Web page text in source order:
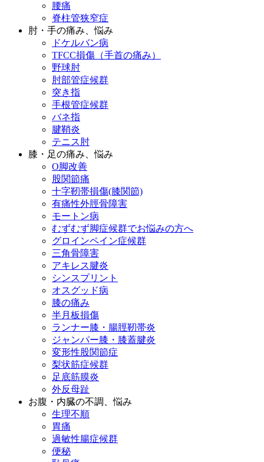
腰痛
脊柱管狭窄症
肘・手の痛み、悩み
ドケルバン病
TFCC損傷（手首の痛み）
野球肘
肘部管症候群
突き指
手根管症候群
バネ指
腱鞘炎
テニス肘
膝・足の痛み、悩み
O脚改善
股関節痛
十字靭帯損傷(膝関節)
有痛性外脛骨障害
モートン病
むずむず脚症候群でお悩みの方へ
グロインペイン症候群
三角骨障害
アキレス腱炎
シンスプリント
オスグッド病
膝の痛み
半月板損傷
ランナー膝・腸脛靭帯炎
ジャンパー膝・膝蓋腱炎
変形性股関節症
梨状筋症候群
足底筋膜炎
外反母趾
お腹・内臓の不調、悩み
生理不順
胃痛
過敏性腸症候群
便秘